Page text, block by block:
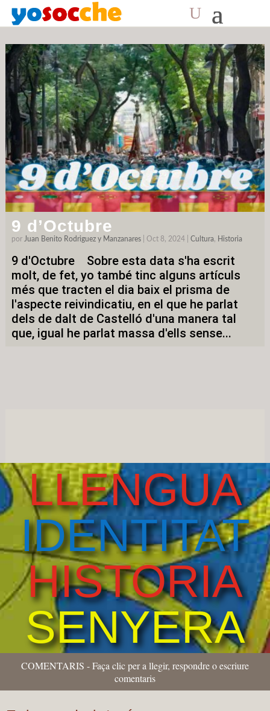
Mes:octubre 2024
9 d’Octubre
por Juan Benito Rodriguez y Manzanares| Oct 8, 2024| Cultura, Historia
9 d'Octubre Sobre esta data s'ha escrit
molt, de fet, yo també tinc alguns artículs
més que tracten el dia baix el prisma de
l'aspecte reivindicatiu, en el que he parlat
dels de dalt de Castelló d'una manera tal
que, igual he parlat massa d'ells sense...
LLENGUA
IDENTITAT
HISTORIA
SENYERA
COMENTARIS - Faça clic per a llegir, respondre o escriure
comentaris